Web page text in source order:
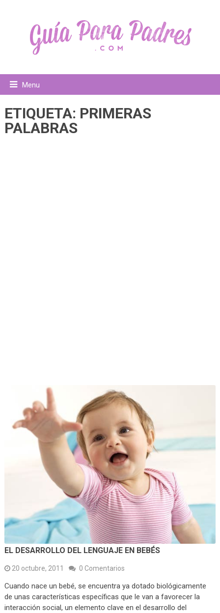
Menu
ETIQUETA: PRIMERAS
PALABRAS
EL DESARROLLO DEL LENGUAJE EN BEBÉS
20 octubre, 2011 0 Comentarios
Cuando nace un bebé, se encuentra ya dotado biológicamente
de unas características específicas que le van a favorecer la
interacción social, un elemento clave en el desarrollo del